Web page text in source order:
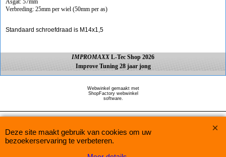
Asgat: 57mm
Verbreding: 25mm per wiel (50mm per as)
Standaard schroefdraad is M14x1,5
IMPROMAXX L-Tec Shop 2026
Improve Tuning 28 jaar jong
Webwinkel gemaakt met
ShopFactory webwinkel
software.
Deze site maakt gebruik van cookies om uw
bezoekerservaring te verbeteren.